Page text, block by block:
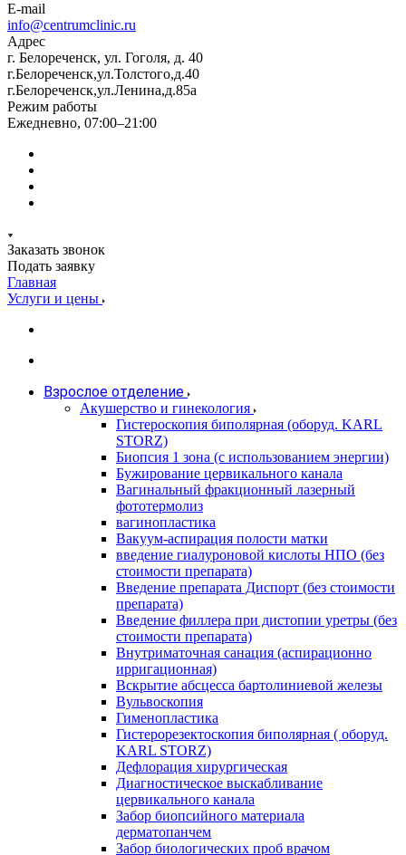
E-mail
info@centrumclinic.ru
Адрес
г. Белореченск, ул. Гоголя, д. 40
г.Белореченск,ул.Толстого,д.40
г.Белореченск,ул.Ленина,д.85а
Режим работы
Ежедневно, 07:00–21:00
Заказать звонок
Подать заявку
Главная
Услуги и цены
Взрослое отделение
Акушерство и гинекология
Гистероскопия биполярная (оборуд. KARL
STORZ)
Биопсия 1 зона (с использованием энергии)
Бужирование цервикального канала
Вагинальный фракционный лазерный
фототермолиз
вагинопластика
Вакуум-аспирация полости матки
введение гиалуроновой кислоты НПО (без
стоимости препарата)
Введение препарата Диспорт (без стоимости
препарата)
Введение филлера при дистопии уретры (без
стоимости препарата)
Внутриматочная санация (аспирационно
ирригационная)
Вскрытие абсцесса бартолиниевой железы
Вульвоскопия
Гименопластика
Гистерорезектоскопия биполярная ( оборуд.
KARL STORZ)
Дефлорация хирургическая
Диагностическое выскабливание
цервикального канала
Забор биопсийного материала
дерматопанчем
Забор биологических проб врачом